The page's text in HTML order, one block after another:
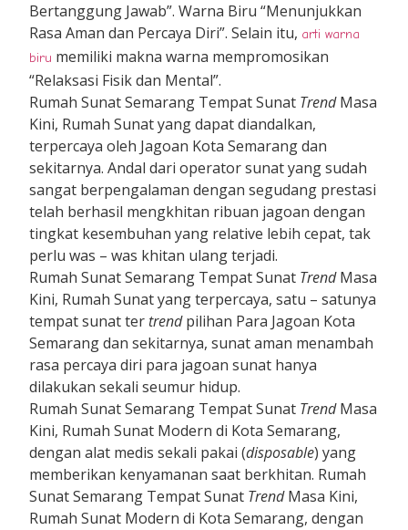
Bertanggung Jawab”. Warna Biru “Menunjukkan
Rasa Aman dan Percaya Diri”. Selain itu, arti warna
biru memiliki makna warna mempromosikan
“Relaksasi Fisik dan Mental”.
Rumah Sunat Semarang Tempat Sunat TrendMasa
Kini, Rumah Sunat yang dapat diandalkan,
terpercaya oleh Jagoan Kota Semarang dan
sekitarnya. Andal dari operator sunat yang sudah
sangat berpengalaman dengan segudang prestasi
telah berhasil mengkhitan ribuan jagoan dengan
tingkat kesembuhan yang relative lebih cepat, tak
perlu was – was khitan ulang terjadi.
Rumah Sunat Semarang Tempat Sunat TrendMasa
Kini, Rumah Sunat yang terpercaya, satu – satunya
tempat sunat ter trendpilihan Para Jagoan Kota
Semarang dan sekitarnya, sunat aman menambah
rasa percaya diri para jagoan sunat hanya
dilakukan sekali seumur hidup.
Rumah Sunat Semarang Tempat Sunat TrendMasa
Kini, Rumah Sunat Modern di Kota Semarang,
dengan alat medis sekali pakai (disposable) yang
memberikan kenyamanan saat berkhitan. Rumah
Sunat Semarang Tempat Sunat TrendMasa Kini,
Rumah Sunat Modern di Kota Semarang, dengan